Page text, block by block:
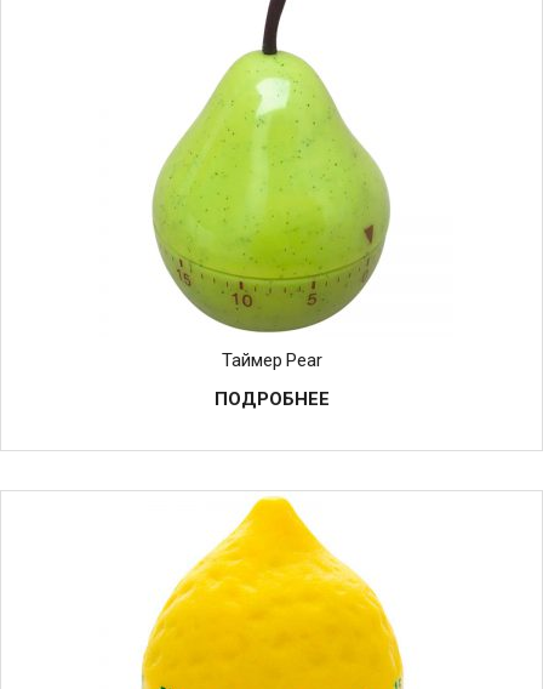
Таймер Pear
ПОДРОБНЕЕ